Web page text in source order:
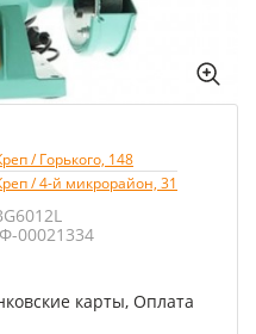
/ Горького, 148
/ 4-й микрорайон, 31
00021334
карты, Оплата